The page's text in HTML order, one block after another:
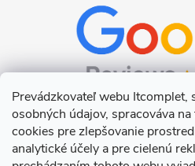
Prevádzkovateľ webu Itcomplet,
osobných údajov, spracováva
cookies pre zlepšovanie
analytické účely a pre cielenú